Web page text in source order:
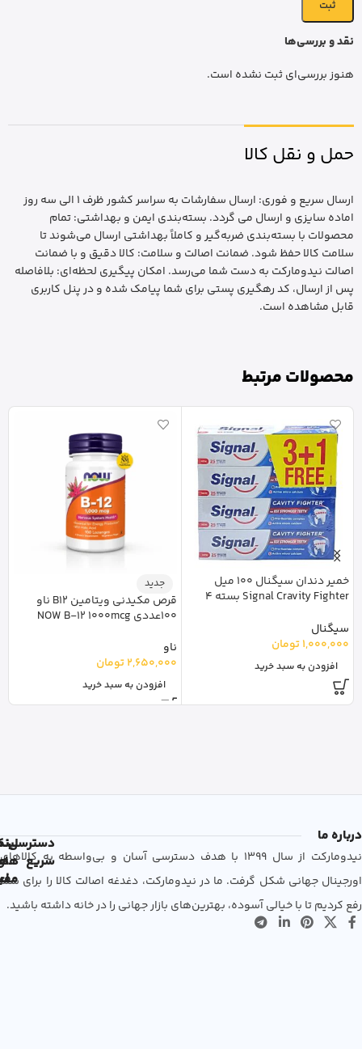
نقد و بررسی‌ها
هنوز بررسی‌ای ثبت نشده است.
حمل و نقل کالا
ارسال سریع و فوری: ارسال سفارشات به سراسر کشور ظرف 1 الی سه روز
اماده سایزی و ارسال می گردد. بسته‌بندی ایمن و بهداشتی: تمام
محصولات با بسته‌بندی ضربه‌گیر و کاملاً بهداشتی ارسال می‌شوند تا
سلامت کالا حفظ شود. ضمانت اصالت و سلامت: کالا دقیق و با ضمانت
اصالت نیدومارکت به دست شما می‌رسد. امکان پیگیری لحظه‌ای: بلافاصله
پس از ارسال، کد رهگیری پستی برای شما پیامک شده و در پنل کاربری
قابل مشاهده است.
محصولات مرتبط
خمیر دندان سیگنال 100 میل
Signal Cravity Fighter بسته 4
سیگنال
1,000,000تومان
افزودن به سبد خرید
جدید
قرص مکیدنی ویتامین B12 ناو
100عددی NOW B-12 1000mcg
ناو
2,650,000تومان
افزودن به سبد خرید
درباره ما
نیدومارکت از سال 1399 با هدف دسترسی آسان و بی‌واسطه به کالاهای
اورجینال جهانی شکل گرفت. ما در نیدومارکت، دغدغه اصالت کالا را برای شما
رفع کردیم تا با خیالی آسوده، بهترین‌های بازار جهانی را در خانه داشته باشید.
دسترسی
سریع